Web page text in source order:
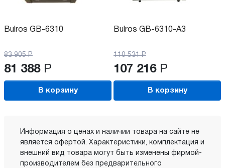
Bulros GB-6310
83 905 Р
81 388 Р
В корзину
Bulros GB-6310-A3
110 531 Р
107 216 Р
В корзину
Информация о ценах и наличии товара на сайте не
является офертой. Характеристики, комплектация и
внешний вид товара могут быть изменены фирмой-
производителем без предварительного